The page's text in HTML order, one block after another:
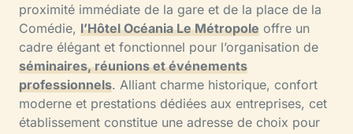
proximité immédiate de la gare et de la place de la
Comédie, l’Hôtel Océania Le Métropole offre un
cadre élégant et fonctionnel pour l’organisation de
séminaires, réunions et événements
professionnels. Alliant charme historique, confort
moderne et prestations dédiées aux entreprises, cet
établissement constitue une adresse de choix pour